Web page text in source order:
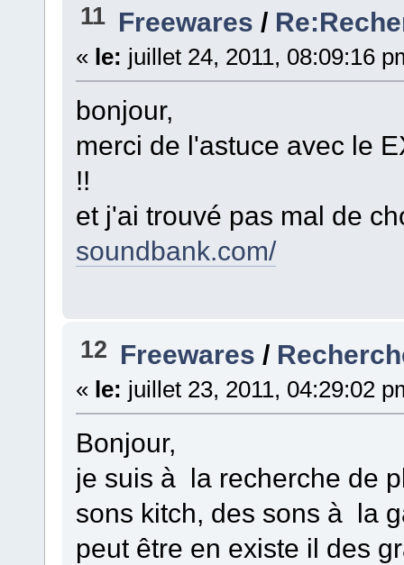
11 Freewares /
« le: juillet 24, 2011, 08:09:16
bonjour,
merci de l'astuce avec le
!!
et j'ai trouvé pas mal de
soundbank.com/
12 Freewares /
« le: juillet 23, 2011, 04:29:02
Bonjour,
je suis à la recherche de
sons kitch, des sons à la
peut être en existe il des